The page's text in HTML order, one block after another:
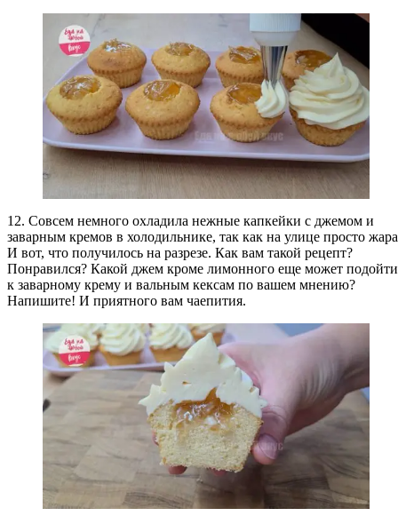
12. Совсем немного охладила нежные капкейки с джемом и
заварным кремов в холодильнике, так как на улице просто
И вот, что получилось на разрезе. Как вам такой рецепт?
Понравился? Какой джем кроме лимонного еще может подойти
к заварному крему и вальным кексам по вашем мнению?
Напишите! И приятного вам чаепития.